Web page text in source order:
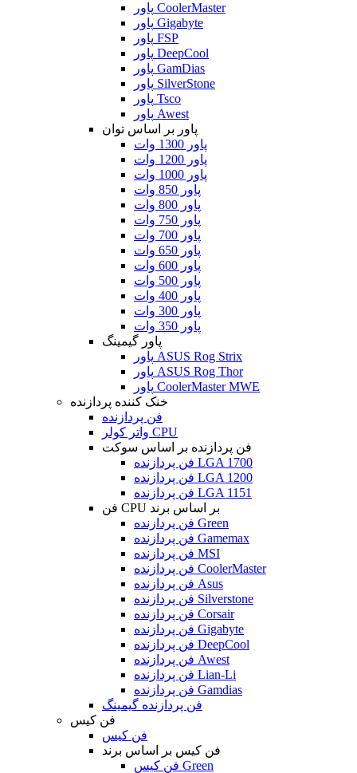
پاور CoolerMaster
پاور Gigabyte
پاور FSP
پاور DeepCool
پاور GamDias
پاور SilverStone
پاور Tsco
پاور Awest
پاور بر اساس توان
پاور 1300 وات
پاور 1200 وات
پاور 1000 وات
پاور 850 وات
پاور 800 وات
پاور 750 وات
پاور 700 وات
پاور 650 وات
پاور 600 وات
پاور 500 وات
پاور 400 وات
پاور 300 وات
پاور 350 وات
پاور گیمینگ
پاور ASUS Rog Strix
پاور ASUS Rog Thor
پاور CoolerMaster MWE
خنک کننده پردازنده
فن پردازنده
واتر کولر CPU
فن پردازنده بر اساس سوکت
فن پردازنده LGA 1700
فن پردازنده LGA 1200
فن پردازنده LGA 1151
فن CPU بر اساس برند
فن پردازنده Green
فن پردازنده Gamemax
فن پردازنده MSI
فن پردازنده CoolerMaster
فن پردازنده Asus
فن پردازنده Silverstone
فن پردازنده Corsair
فن پردازنده Gigabyte
فن پردازنده DeepCool
فن پردازنده Awest
فن پردازنده Lian-Li
فن پردازنده Gamdias
فن پردازنده گیمینگ
فن کیس
فن کیس
فن کیس بر اساس برند
فن کیس Green